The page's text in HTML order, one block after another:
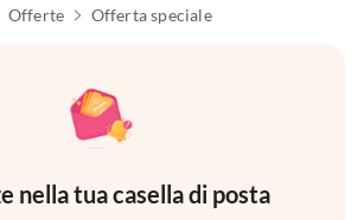
Offerte Offerta speciale
nella tua casella di posta